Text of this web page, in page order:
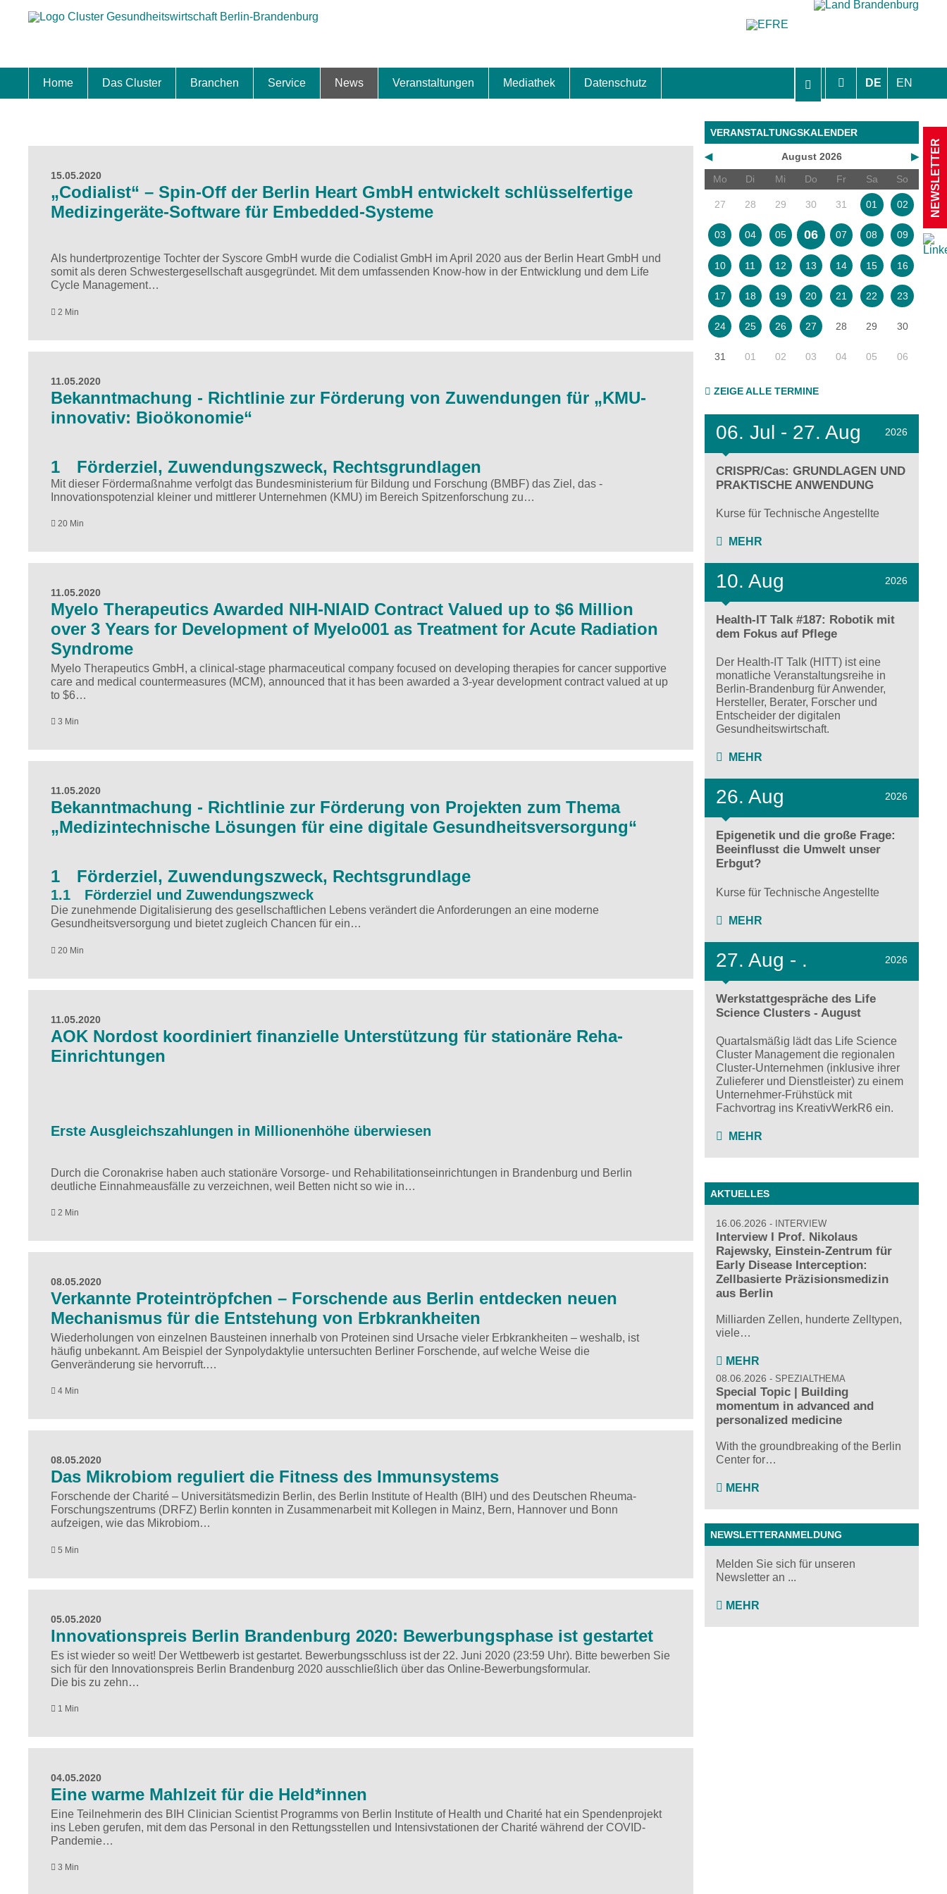
DE EN
Home Das Cluster Branchen Service News Veranstaltungen Mediathek Datenschutz
15.05.2020
„Codialist“ – Spin-Off der Berlin Heart GmbH entwickelt schlüsselfertige
Medizingeräte-Software für Embedded-Systeme
Als hundertprozentige Tochter der Syscore GmbH wurde die Codialist GmbH im April 2020 aus der Berlin Heart GmbH und
somit als deren Schwestergesellschaft ausgegründet. Mit dem umfassenden Know-how in der Entwicklung und dem Life
Cycle Management…
2 Min
11.05.2020
Bekanntmachung - Richtlinie zur Förderung von Zuwendungen für „KMU-
innovativ: Bioökonomie“
1 Förderziel, Zuwendungszweck, Rechtsgrundlagen
Mit dieser Fördermaßnahme verfolgt das Bundesministerium für Bildung und Forschung (BMBF) das Ziel, das ­
Innovationspotenzial kleiner und mittlerer Unternehmen (KMU) im Bereich Spitzenforschung zu…
20 Min
11.05.2020
Myelo Therapeutics Awarded NIH-NIAID Contract Valued up to $6 Million
over 3 Years for Development of Myelo001 as Treatment for Acute Radiation
Syndrome
Myelo Therapeutics GmbH, a clinical-stage pharmaceutical company focused on developing therapies for cancer supportive
care and medical countermeasures (MCM), announced that it has been awarded a 3-year development contract valued at up
to $6…
3 Min
11.05.2020
Bekanntmachung - Richtlinie zur Förderung von Projekten zum Thema
„Medizintechnische Lösungen für eine digitale Gesundheitsversorgung“
1 Förderziel, Zuwendungszweck, Rechtsgrundlage
1.1 Förderziel und Zuwendungszweck
Die zunehmende Digitalisierung des gesellschaftlichen Lebens verändert die Anforderungen an eine moderne
Gesundheitsversorgung und bietet zugleich Chancen für ein…
20 Min
11.05.2020
AOK Nordost koordiniert finanzielle Unterstützung für stationäre Reha-
Einrichtungen
Erste Ausgleichszahlungen in Millionenhöhe überwiesen
Durch die Coronakrise haben auch stationäre Vorsorge- und Rehabilitationseinrichtungen in Brandenburg und Berlin
deutliche Einnahmeausfälle zu verzeichnen, weil Betten nicht so wie in…
2 Min
08.05.2020
Verkannte Proteintröpfchen – Forschende aus Berlin entdecken neuen
Mechanismus für die Entstehung von Erbkrankheiten
Wiederholungen von einzelnen Bausteinen innerhalb von Proteinen sind Ursache vieler Erbkrankheiten – weshalb, ist
häufig unbekannt. Am Beispiel der Synpolydaktylie untersuchten Berliner Forschende, auf welche Weise die
Genveränderung sie hervorruft.…
4 Min
08.05.2020
Das Mikrobiom reguliert die Fitness des Immunsystems
Forschende der Charité – Universitätsmedizin Berlin, des Berlin Institute of Health (BIH) und des Deutschen Rheuma-
Forschungszentrums (DRFZ) Berlin konnten in Zusammenarbeit mit Kollegen in Mainz, Bern, Hannover und Bonn
aufzeigen, wie das Mikrobiom…
5 Min
05.05.2020
Innovationspreis Berlin Brandenburg 2020: Bewerbungsphase ist gestartet
Es ist wieder so weit! Der Wettbewerb ist gestartet. Bewerbungsschluss ist der 22. Juni 2020 (23:59 Uhr). Bitte bewerben Sie
sich für den Innovationspreis Berlin Brandenburg 2020 ausschließlich über das Online-Bewerbungsformular.
Die bis zu zehn…
1 Min
04.05.2020
Eine warme Mahlzeit für die Held*innen
Eine Teilnehmerin des BIH Clinician Scientist Programms von Berlin Institute of Health und Charité hat ein Spendenprojekt
ins Leben gerufen, mit dem das Personal in den Rettungsstellen und Intensivstationen der Charité während der COVID-
Pandemie…
3 Min
VERANSTALTUNGSKALENDER
◀ ▶
August 2026
Mo
Di Mi Do Fr Sa So
27 28 29 30 31 01 02
03 04 05 06 07 08 09
10 11 12 13 14 15 16
17 18 19 20 21 22 23
24 25 26 27 28 29 30
31 01 02 03 04 05 06
ZEIGE ALLE TERMINE
06. Jul - 27. Aug 2026
CRISPR/Cas: GRUNDLAGEN UND
PRAKTISCHE ANWENDUNG
Kurse für Technische Angestellte
MEHR
10. Aug 2026
Health-IT Talk #187: Robotik mit
dem Fokus auf Pflege
Der Health-IT Talk (HITT) ist eine
monatliche Veranstaltungsreihe in
Berlin-Brandenburg für Anwender,
Hersteller, Berater, Forscher und
Entscheider der digitalen
Gesundheitswirtschaft.
MEHR
26. Aug 2026
Epigenetik und die große Frage:
Beeinflusst die Umwelt unser
Erbgut?
Kurse für Technische Angestellte
MEHR
27. Aug - . 2026
Werkstattgespräche des Life
Science Clusters - August
Quartalsmäßig lädt das Life Science
Cluster Management die regionalen
Cluster-Unternehmen (inklusive ihrer
Zulieferer und Dienstleister) zu einem
Unternehmer-Frühstück mit
Fachvortrag ins KreativWerkR6 ein.
MEHR
AKTUELLES
16.06.2026 INTERVIEW
Interview I Prof. Nikolaus
Rajewsky, Einstein-Zentrum für
Early Disease Interception:
Zellbasierte Präzisionsmedizin
aus Berlin
Milliarden Zellen, hunderte Zelltypen,
viele…
MEHR
08.06.2026 SPEZIALTHEMA
Special Topic | Building
momentum in advanced and
personalized medicine
With the groundbreaking of the Berlin
Center for…
MEHR
NEWSLETTERANMELDUNG
Melden Sie sich für unseren
Newsletter an ...
MEHR
NEWSLETTER